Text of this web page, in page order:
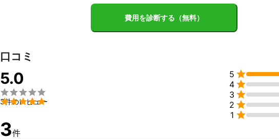
税理士法人設立後、毎期年間、相続税申告書作成件数３０件以上。
freee 導入件数 ４８件 2020/3月 現在
当事務所には、規模の大小・業種など様々なお客様がご相談を寄せてくださっていま
期待に、常に力を抜かずフルスロットルでご対応する。それが私たちのポリシーです
業されたばかりの若い経営者の方々も増えており、当事務所のノウハウ・ケーススタ
費用を診断する（無料）
口コミ
5.0


3件のレビュー
5 
4 
3 
2 
1 
3件